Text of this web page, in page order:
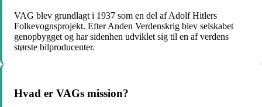
VAG blev grundlagt i 1937 som en del af Adolf Hitlers
Folkevognsprojekt. Efter Anden Verdenskrig blev selskabet
genopbygget og har sidenhen udviklet sig til en af verdens
største bilproducenter.
Hvad er VAGs mission?